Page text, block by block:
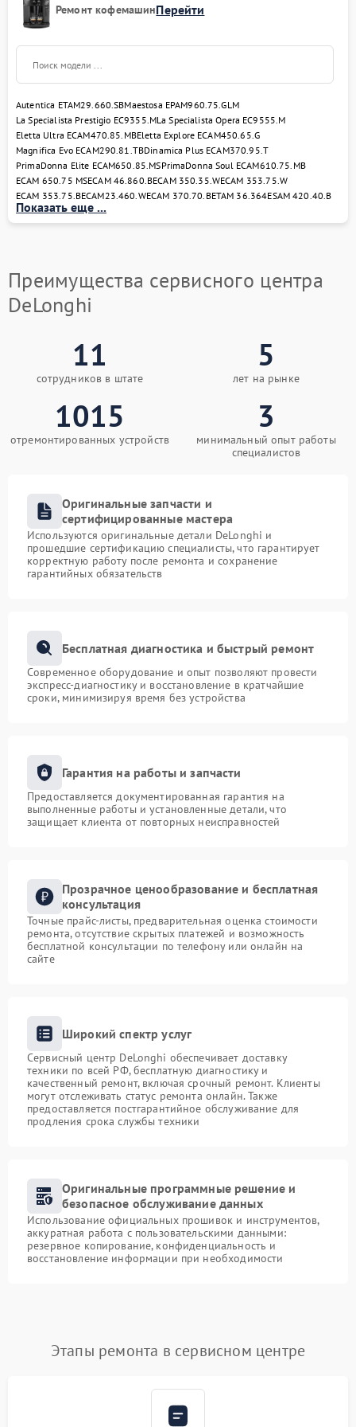
неисправности. После согласования стоимости
ремонта с клиентом мы приступаем к замене или
нагрузкой и выдача гарантийного талона.
Контактная информация и
запись на ремонт
Если вам требуется сервис DeLonghi — обращайтесь
в нашу компанию. Мы оперативно примем технику в
работу, согласуем сроки и обеспечим надежный
результат. Наш сервисный центр DeLonghi
расположен по адресу: ул. Чаянова 18. Свяжитесь с
Ремонт кофемашинПерейти
Autentica ETAM29.660.SBMaestosa EPAM960.75.GLM
La Specialista Prestigio EC9355.MLa Specialista Opera EC9555.M
Eletta Ultra ECAM470.85.MBEletta Explore ECAM450.65.G
Magnifica Evo ECAM290.81.TBDinamica Plus ECAM370.95.T
PrimaDonna Elite ECAM650.85.MSPrimaDonna Soul ECAM610.75.MB
ECAM 650.75 MSECAM 46.860.BECAM 350.35.WECAM 353.75.W
ECAM 353.75.BECAM23.460.WECAM 370.70.BETAM 36.364ESAM 420.40.B
Показать еще ...
Преимущества сервисного центра
DeLonghi
11
сотрудников в штате
5
лет на рынке
1015
отремонтированных устройств
3
минимальный опыт работы
специалистов
Оригинальные запчасти и
сертифицированные мастера
Используются оригинальные детали DeLonghi и
прошедшие сертификацию специалисты, что гарантирует
корректную работу после ремонта и сохранение
гарантийных обязательств
Бесплатная диагностика и быстрый ремонт
Современное оборудование и опыт позволяют провести
экспресс-диагностику и восстановление в кратчайшие
сроки, минимизируя время без устройства
Гарантия на работы и запчасти
Предоставляется документированная гарантия на
выполненные работы и установленные детали, что
защищает клиента от повторных неисправностей
Прозрачное ценообразование и бесплатная
консультация
Точные прайс-листы, предварительная оценка стоимости
ремонта, отсутствие скрытых платежей и возможность
бесплатной консультации по телефону или онлайн на
сайте
Широкий спектр услуг
Сервисный центр DeLonghi обеспечивает доставку
техники по всей РФ, бесплатную диагностику и
качественный ремонт, включая срочный ремонт. Клиенты
могут отслеживать статус ремонта онлайн. Также
предоставляется постгарантийное обслуживание для
продления срока службы техники
Оригинальные программные решение и
безопасное обслуживание данных
Использование официальных прошивок и инструментов,
аккуратная работа с пользовательскими данными:
резервное копирование, конфиденциальность и
восстановление информации при необходимости
Этапы ремонта в сервисном центре